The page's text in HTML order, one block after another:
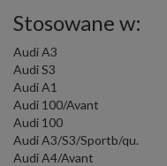
Stosowane w:
Audi A3
Audi S3
Audi A1
Audi 100/Avant
Audi 100
Audi A3/S3/Sportb/qu.
Audi A4/Avant